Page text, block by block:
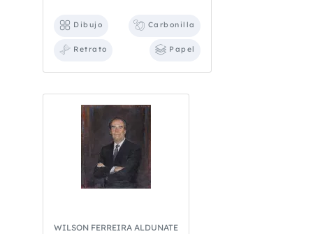
Dibujo Carbonilla
Retrato Papel
WILSON FERREIRA ALDUNATE